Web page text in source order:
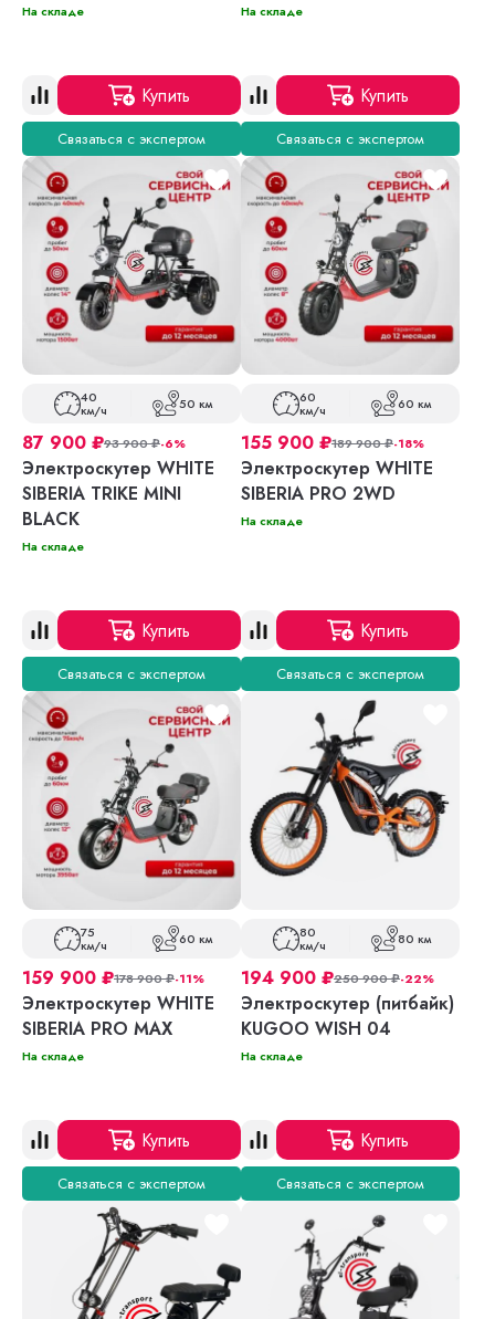
На складе
Купить
Связаться с экспертом
На складе
Купить
Связаться с экспертом
40
км/ч 50 км
87 900 ₽93 900₽-6%
Электроскутер WHITE
SIBERIA TRIKE MINI
BLACK
На складе
Купить
Связаться с экспертом
60
км/ч 60 км
155 900 ₽189 900₽-18%
Электроскутер WHITE
SIBERIA PRO 2WD
На складе
Купить
Связаться с экспертом
75
км/ч 60 км
159 900 ₽178 900₽-11%
Электроскутер WHITE
SIBERIA PRO MAX
На складе
Купить
Связаться с экспертом
80
км/ч 80 км
194 900 ₽250 900₽-22%
Электроскутер (питбайк)
KUGOO WISH 04
На складе
Купить
Связаться с экспертом